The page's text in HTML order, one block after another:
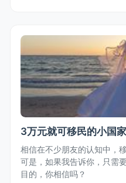
3万元就可移民的小国
相信在不少朋友的认知中，
可是，如果我告诉你，只需
目的，你相信吗？